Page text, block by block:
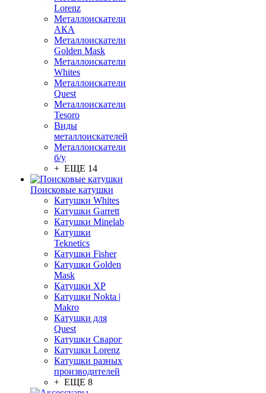
Lorenz
Металлоискатели
АКА
Металлоискатели
Golden Mask
Металлоискатели
Whites
Металлоискатели
Quest
Металлоискатели
Tesoro
Виды
металлоискателей
Металлоискатели
б/у
+ ЕЩЕ 14
Поисковые катушки
Катушки Whites
Катушки Garrett
Катушки Minelab
Катушки
Teknetics
Катушки Fisher
Катушки Golden
Mask
Катушки XP
Катушки Nokta |
Makro
Катушки для
Quest
Катушки Сварог
Катушки Lorenz
Катушки разных
производителей
+ ЕЩЕ 8